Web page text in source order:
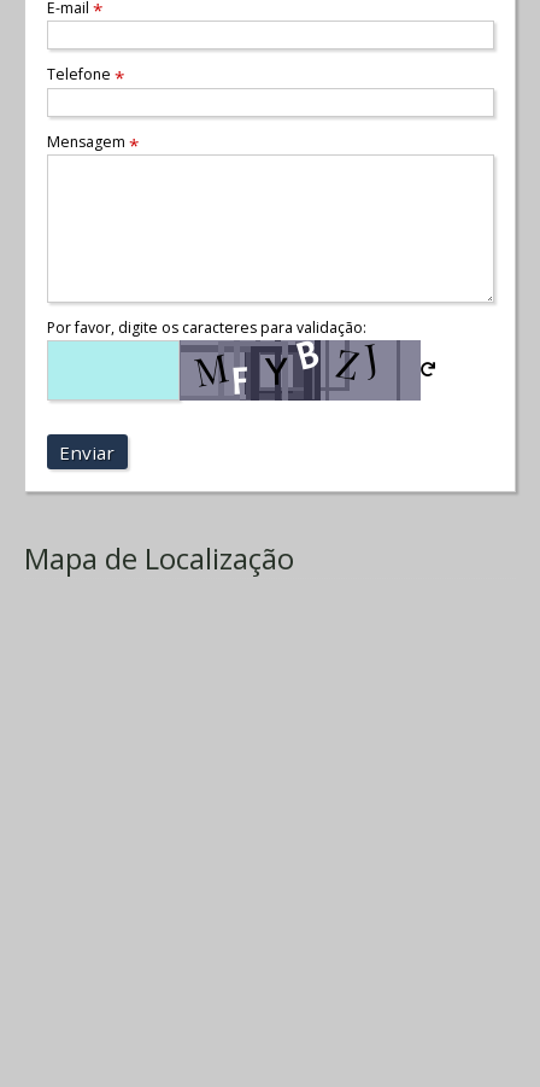
E-mail *
Telefone *
Mensagem *
Por favor, digite os caracteres para validação:
Enviar
Mapa de Localização